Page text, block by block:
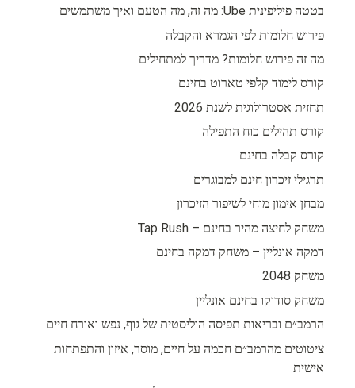
בטטה פיליפינית Ube: מה זה, מה הטעם ואיך משתמשים
פירוש חלומות לפי הגמרא והקבלה
מה זה פירוש חלומות? מדריך למתחילים
קורס לימוד קלפי טארוט בחינם
תחזית אסטרולוגית לשנת 2026
קורס תהילים כוח התפילה
קורס קבלה בחינם
תרגילי זיכרון חינם למבוגרים
מבחן אימון מוחי לשיפור הזיכרון
משחק לחיצה מהיר בחינם – Tap Rush
דמקה אונליין – משחק דמקה בחינם
משחק 2048
משחק סודוקו בחינם אונליין
הרמב״ם ובריאות תפיסה הוליסטית של גוף, נפש ואורח חיים
ציטוטים מהרמב״ם חכמה על חיים, מוסר, איזון והתפתחות
אישית